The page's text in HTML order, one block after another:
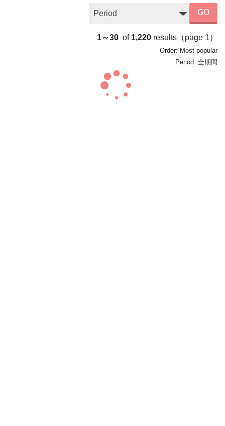
GO
1～30 of 1,220 results （page 1）
Order: Most popular
Period: 全期間